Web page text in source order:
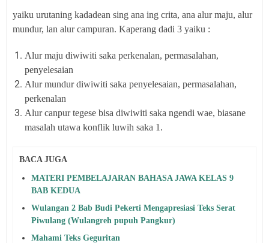
yaiku urutaning kadadean sing ana ing crita, ana alur maju, alur
mundur, lan alur campuran. Kaperang dadi 3 yaiku :
Alur maju diwiwiti saka perkenalan, permasalahan,
penyelesaian
Alur mundur diwiwiti saka penyelesaian, permasalahan,
perkenalan
Alur canpur tegese bisa diwiwiti saka ngendi wae, biasane
masalah utawa konflik luwih saka 1.
BACA JUGA
MATERI PEMBELAJARAN BAHASA JAWA KELAS 9
BAB KEDUA
Wulangan 2 Bab Budi Pekerti Mengapresiasi Teks Serat
Piwulang (Wulangreh pupuh Pangkur)
Mahami Teks Geguritan